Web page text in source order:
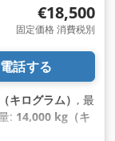
€18,500
固定価格 消費税別
電話する
キログラム） , 最
: 14,000 kg（キ